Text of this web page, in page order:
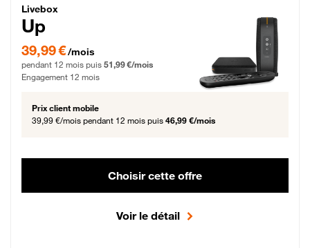
Livebox Up Fibre
Livebox
Up
39,99 € par mois pendant 12 mois puis 51,99 € par mois, Engagement 12 mois
39,99 €/mois
pendant 12 mois puis 51,99 €/mois
Engagement 12 mois
Prix client mobile
39,99 €/mois pendant 12 mois puis 46,99 €/mois
Choisir cette offre
Voir le détail